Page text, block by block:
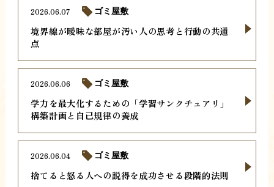
境界線が曖昧な部屋が汚い人の思考と行動の共通
点
2026.06.07 ゴミ屋敷
学力を最大化するための「学習サンクチュアリ」
構築計画と自己規律の養成
2026.06.06 ゴミ屋敷
捨てると怒る人への説得を成功させる段階的法則
2026.06.04 ゴミ屋敷